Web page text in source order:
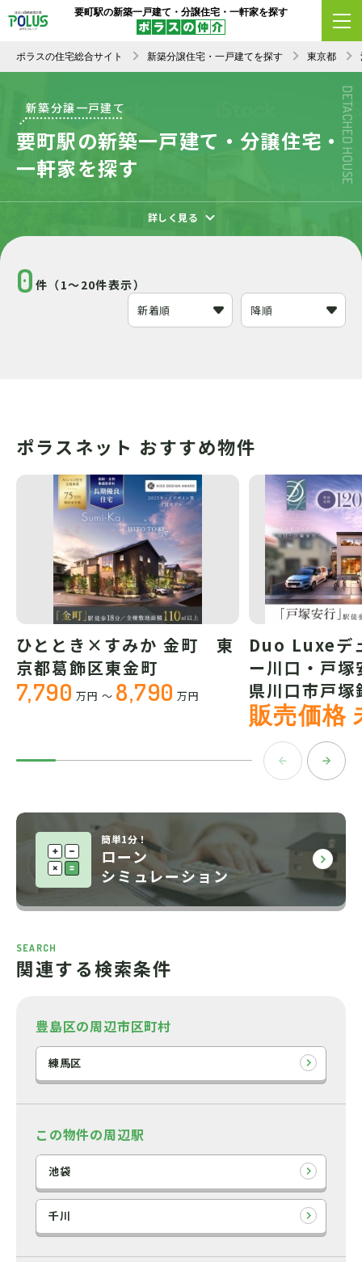
要町駅の新築一戸建て・分譲住宅・一軒家を探す
ポラスの住宅総合サイト 新築分譲住宅・一戸建てを探す 東京都
DETACHED HOUSE
新築分譲一戸建て
要町駅の新築一戸建て・分譲住宅・
一軒家を探す
詳しく見る
0 件（1～20件表示）
エリア変更 条件変更
ポラスネット おすすめ物件
ひととき×すみか 金町 東
京都葛飾区東金町
7,790 万円 ～ 8,790 万円
Duo Luxeデ
ー川口・戸
県川口市戸塚
販売価格
簡単1分！
ローン
シミュレーション
SEARCH
関連する検索条件
豊島区の周辺市区町村
練馬区
この物件の周辺駅
池袋
千川